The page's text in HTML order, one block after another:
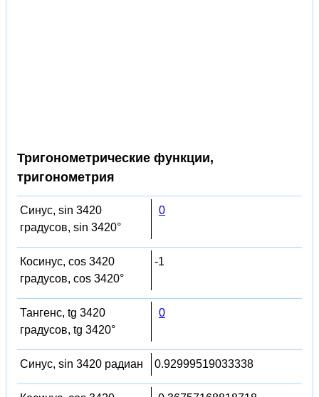
Тригонометрические функции,
тригонометрия
Синус, sin 3420
градусов, sin 3420°
0
Косинус, cos 3420
градусов, cos 3420°
-1
Тангенс, tg 3420
градусов, tg 3420°
0
Синус, sin 3420 радиан 0.92999519033338